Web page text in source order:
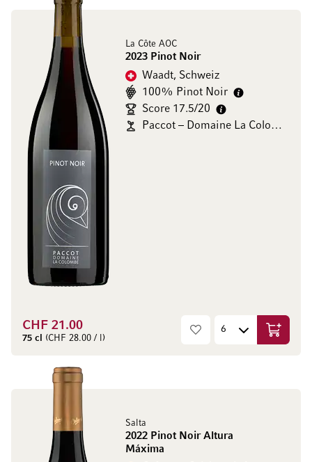
La Côte AOC
2023 Pinot Noir
Waadt, Schweiz
100% Pinot Noir
Score 17.5/20
Paccot – Domaine La Colombe
CHF 21.00
75 cl (CHF 28.00 / l) In den
Salta
2022 Pinot Noir Altura
Máxima